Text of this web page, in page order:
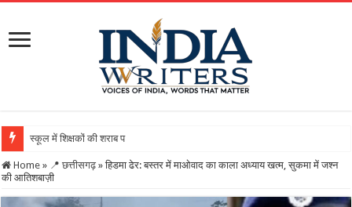
स्कूल में शिक्षकों की शराब पार्टी का वीडियो वायरल, DEO ने
Home » 📍 छत्तीसगढ़ » हिडमा ढेर: बस्तर में माओवाद का काला अध्याय खत्म, सुकमा में जश्न
की आतिशबाज़ी